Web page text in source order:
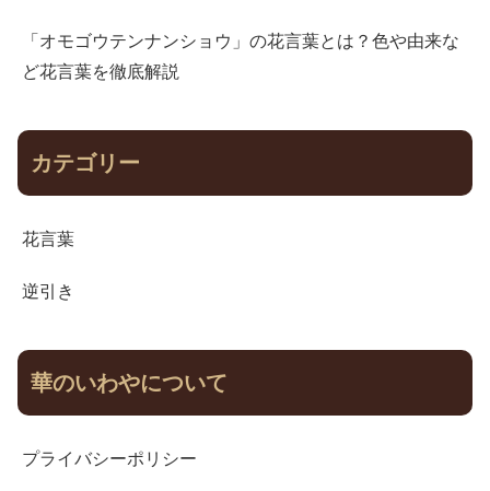
「オモゴウテンナンショウ」の花言葉とは？色や由来な
ど花言葉を徹底解説
カテゴリー
花言葉
逆引き
華のいわやについて
プライバシーポリシー